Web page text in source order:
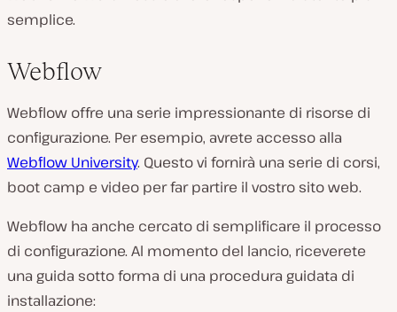
semplice.
Webflow
Webflow offre una serie impressionante di risorse di
configurazione. Per esempio, avrete accesso alla
Webflow University. Questo vi fornirà una serie di corsi,
boot camp e video per far partire il vostro sito web.
Webflow ha anche cercato di semplificare il processo
di configurazione. Al momento del lancio, riceverete
una guida sotto forma di una procedura guidata di
installazione: